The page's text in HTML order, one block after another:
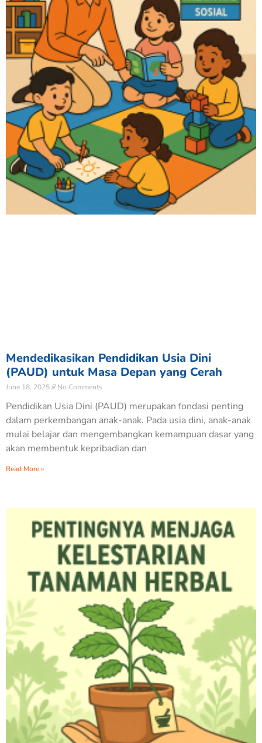
Mendedikasikan Pendidikan Usia Dini
(PAUD) untuk Masa Depan yang Cerah
June 18, 2025 No Comments
Pendidikan Usia Dini (PAUD) merupakan fondasi penting
dalam perkembangan anak-anak. Pada usia dini, anak-anak
mulai belajar dan mengembangkan kemampuan dasar yang
akan membentuk kepribadian dan
Read More »